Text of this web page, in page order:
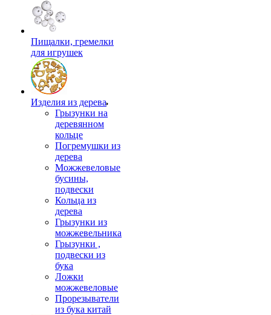
Пищалки, гремелки
для игрушек
Изделия из дерева
Грызунки на
деревянном
кольце
Погремушки из
дерева
Можжевеловые
бусины,
подвески
Кольца из
дерева
Грызунки из
можжевельника
Грызунки ,
подвески из
бука
Ложки
можжевеловые
Прорезыватели
из бука китай